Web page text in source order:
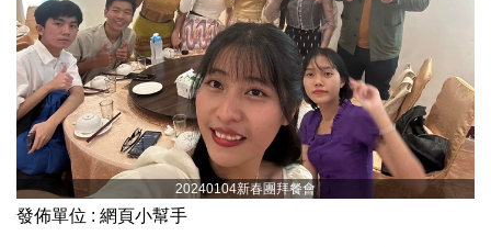
20240104新春團拜餐會
發佈單位 : 網頁小幫手